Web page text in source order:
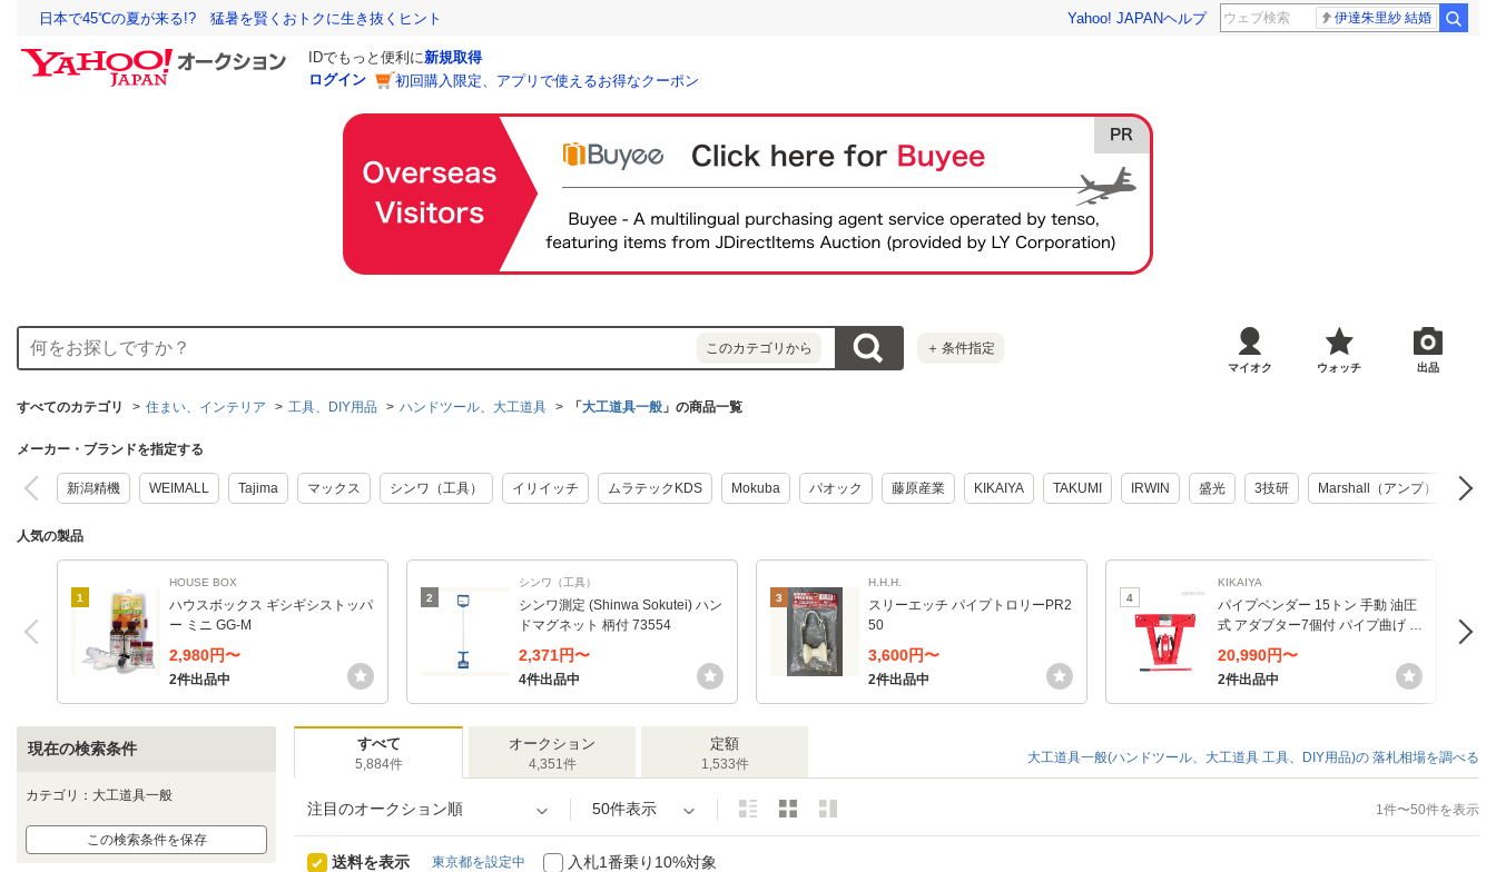
日本で45℃の夏が来る!? 猛暑を賢くおトクに生き抜くヒント Yahoo! JAPANヘルプ 伊達朱里紗 結婚
IDでもっと便利に新規取得
ログイン
初回購入限定、アプリで使えるお得なクーポン
このカテゴリから ＋ 条件指定
マイオク ウォッチ 出品
すべてのカテゴリ 住まい、インテリア 工具、DIY用品 ハンドツール、大工道具 「 大工道具一般 」の商品一覧
メーカー・ブランドを指定する
新潟精機 WEIMALL Tajima マックス シンワ（工具） イリイッチ ムラテックKDS Mokuba パオック 藤原産業 KIKAIYA TAKUMI IRWIN 盛光 3技研 Marshall（アンプ） クロ
人気の製品
1
HOUSE BOX
ハウスボックス ギシギシストッパ
ー ミニ GG-M
2,980円〜
2件出品中
2
シンワ（工具）
シンワ測定 (Shinwa Sokutei) ハン
ドマグネット 柄付 73554
2,371円〜
4件出品中
3
H.H.H.
スリーエッチ パイプトロリーPR2
50
3,600円〜
2件出品中
4
KIKAIYA
パイプベンダー 15トン 手動 油圧
式 アダプター7個付 パイプ曲げ 6
ヶ月保証 KIKAIYA
20,990円〜
2件出品中
現在の検索条件
カテゴリ：大工道具一般
この検索条件を保存
すべて
5,884件
オークション
4,351件
定額
1,533件 大工道具一般(ハンドツール、大工道具 工具、DIY用品)の 落札相場を調べる
注目のオークション順 50件表示 1件〜50件を表示
送料を表示 東京都を設定中 入札1番乗り10%対象